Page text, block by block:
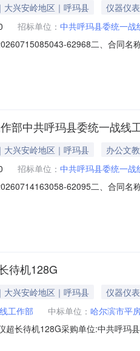
大兴安岭地区｜呼玛县
仪器仪表
招标单位： 中共呼玛县委统一战
62968二、合同名
方)：哈尔滨市平房区睿新办公
部中共呼玛县委统一战线
大兴安岭地区｜呼玛县
办公文教
招标单位： 中共呼玛县委统一战
62095二、合同名
联系方式：15804570555六、合
待机128G
大兴安岭地区｜呼玛县
仪器仪表
工作部 中标单位： 哈尔滨市平
超长待机128G采购单位:中共呼玛